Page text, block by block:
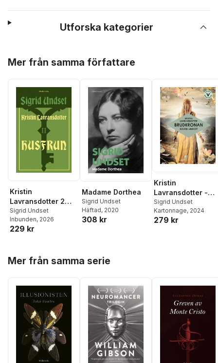
Utforska kategorier
Mer från samma författare
Kristin
Lavransdotter 2
Husfrun
Sigrid Undset
Inbunden, 2026
229 kr
Madame Dorthea
Sigrid Undset
Häftad, 2020
308 kr
Kristin
Lavransdotter -
Brudkronan
(lättläst)
Sigrid Undset
Kartonnage, 2024
279 kr
Mer från samma serie